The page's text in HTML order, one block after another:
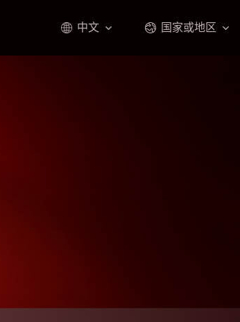
中文 国家或地区